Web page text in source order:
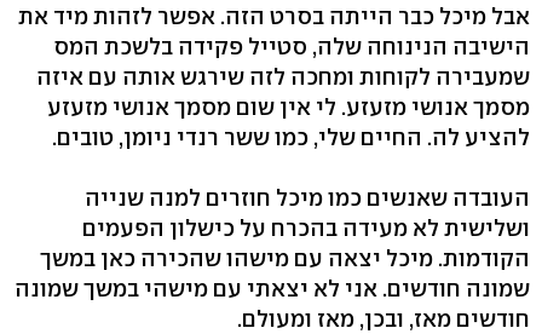
אבל מיכל כבר הייתה בסרט הזה. אפשר לזהות מיד את
הישיבה הנינוחה שלה, סטייל פקידה בלשכת המס
שמעבירה לקוחות ומחכה לזה שירגש אותה עם איזה
מסמך אנושי מזעזע. לי אין שום מסמך אנושי מזעזע
להציע לה. החיים שלי, כמו ששר רנדי ניומן, טובים.
העובדה שאנשים כמו מיכל חוזרים למנה שנייה
ושלישית לא מעידה בהכרח על כישלון הפעמים
הקודמות. מיכל יצאה עם מישהו שהכירה כאן במשך
שמונה חודשים. אני לא יצאתי עם מישהי במשך שמונה
חודשים מאז, ובכן, מאז ומעולם.